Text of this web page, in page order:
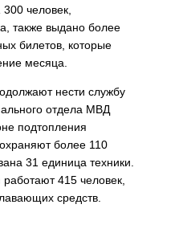
человек,
также выдано более
билетов, которые
месяца.
нести службу
отдела МВД
под­топления
более 110
31 единица техники.
415 человек,
средств.